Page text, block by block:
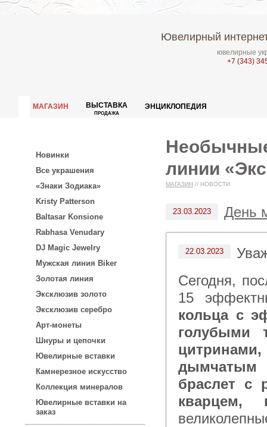
Ювелирный
ювелирные
+7 (343)
МАГАЗИН ВЫСТАВКА
ПРОДАЖА
ЭНЦИКЛОПЕДИЯ
Новинки
Все украшения
«Знаки Зодиака»
Kristy Patterson
Baltasar Konsione
Rabhasa Venudary
DJ Magic Jewelry
Мужская линия Biker
Золотая линия
Эксклюзив золото
Эксклюзив серебро
Арт-монеты
Шнуры и цепочки
Ювелирные вставки
Камнерезное искусство
Коллекция минералов
Ювелирные вставки на
заказ
линии
МАГАЗИН // НОВОСТИ
23.03.2023 День
22.03.2023
Сегодня, после 15:00 по московскому времени, для Вас —
15
кольца с
голубыми
дымчатым
браслет c
кварцем,